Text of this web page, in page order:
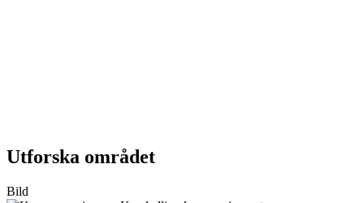
Utforska området
Bild